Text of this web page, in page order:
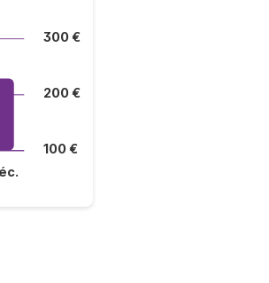
100 €
200 €
300 €